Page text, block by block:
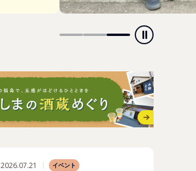
2026.07.21 イベント